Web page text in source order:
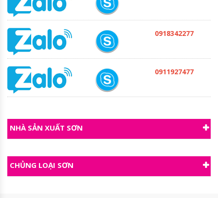
0918342277
0911927477
NHÀ SẢN XUẤT SƠN
CHỦNG LOẠI SƠN